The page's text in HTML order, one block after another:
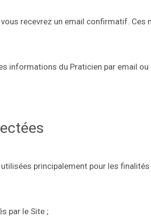
recevrez un email confirmatif.
informations du Praticien par email
principalement pour les
par le Site ;